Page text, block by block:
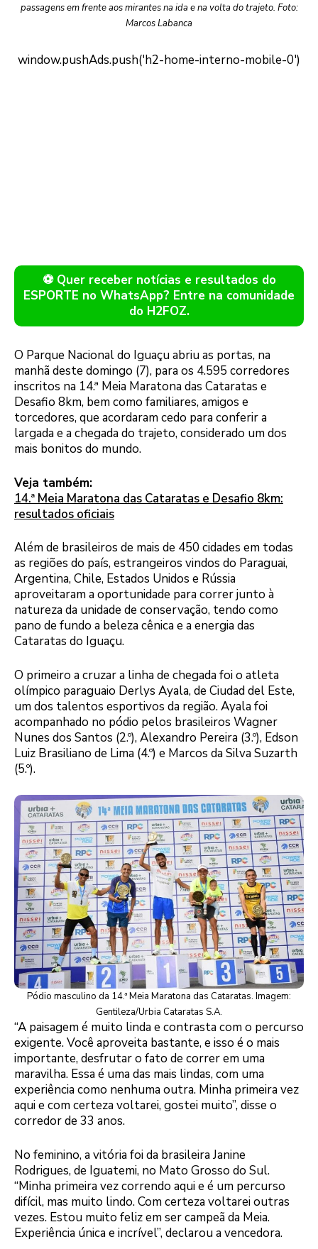
passagens em frente aos mirantes na ida e na volta do trajeto. Foto:
Marcos Labanca
⚽ Quer receber notícias e resultados do
ESPORTE no WhatsApp? Entre na comunidade
do H2FOZ.
O Parque Nacional do Iguaçu abriu as portas, na
manhã deste domingo (7), para os 4.595 corredores
inscritos na 14.ª Meia Maratona das Cataratas e
Desafio 8km, bem como familiares, amigos e
torcedores, que acordaram cedo para conferir a
largada e a chegada do trajeto, considerado um dos
mais bonitos do mundo.
Veja também:
14.ª Meia Maratona das Cataratas e Desafio 8km:
resultados oficiais
Além de brasileiros de mais de 450 cidades em todas
as regiões do país, estrangeiros vindos do Paraguai,
Argentina, Chile, Estados Unidos e Rússia
aproveitaram a oportunidade para correr junto à
natureza da unidade de conservação, tendo como
pano de fundo a beleza cênica e a energia das
Cataratas do Iguaçu.
O primeiro a cruzar a linha de chegada foi o atleta
olímpico paraguaio Derlys Ayala, de Ciudad del Este,
um dos talentos esportivos da região. Ayala foi
acompanhado no pódio pelos brasileiros Wagner
Nunes dos Santos (2.º), Alexandro Pereira (3.º), Edson
Luiz Brasiliano de Lima (4.º) e Marcos da Silva Suzarth
(5.º).
Pódio masculino da 14.ª Meia Maratona das Cataratas. Imagem:
Gentileza/Urbia Cataratas S.A.
“A paisagem é muito linda e contrasta com o percurso
exigente. Você aproveita bastante, e isso é o mais
importante, desfrutar o fato de correr em uma
maravilha. Essa é uma das mais lindas, com uma
experiência como nenhuma outra. Minha primeira vez
aqui e com certeza voltarei, gostei muito”, disse o
corredor de 33 anos.
No feminino, a vitória foi da brasileira Janine
Rodrigues, de Iguatemi, no Mato Grosso do Sul.
“Minha primeira vez correndo aqui e é um percurso
difícil, mas muito lindo. Com certeza voltarei outras
vezes. Estou muito feliz em ser campeã da Meia.
Experiência única e incrível”, declarou a vencedora.